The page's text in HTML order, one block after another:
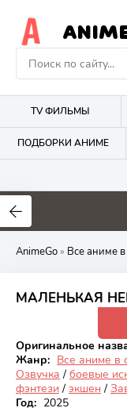
TV ФИЛЬМЫ
ПОДБОРКИ АНИМЕ
1.7
AnimeGo» Все аниме
МАЛЕНЬКАЯ
Оригинальное
Жанр: Все аниме в
Озвучка / боевые
фэнтези / экшен /
Год: 2025